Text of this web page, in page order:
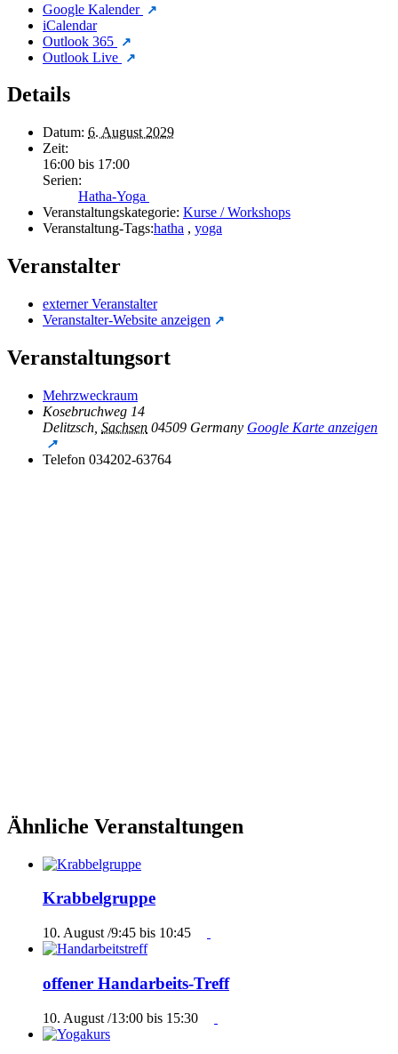
Google Kalender
iCalendar
Outlook 365
Outlook Live
Details
Datum: 6. August 2029
Zeit:
16:00 bis 17:00
Serien:
Hatha-Yoga
Veranstaltungskategorie: Kurse / Workshops
Veranstaltung-Tags:hatha , yoga
Veranstalter
externer Veranstalter
Veranstalter-Website anzeigen
Veranstaltungsort
Mehrzweckraum
Kosebruchweg 14
Delitzsch Sachsen 04509 Germany Google Karte anzeigen
Telefon 034202-63764
Ähnliche Veranstaltungen
Krabbelgruppe
10. August /9:45 bis 10:45
offener Handarbeits-Treff
10. August /13:00 bis 15:30